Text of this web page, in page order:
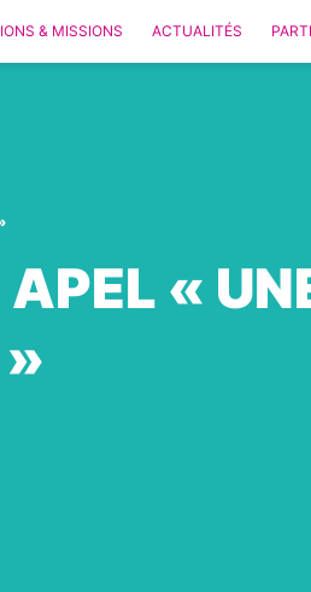
& MISSIONS ACTUALITÉS
«